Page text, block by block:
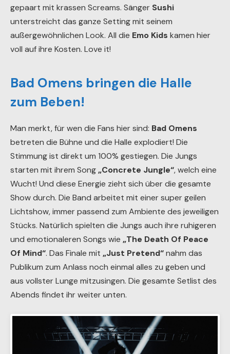
gepaart mit krassen Screams. Sänger Sushi
unterstreicht das ganze Setting mit seinem
außergewöhnlichen Look. All die Emo Kids kamen hier
voll auf ihre Kosten. Love it!
Bad Omens bringen die Halle
zum Beben!
Man merkt, für wen die Fans hier sind: Bad Omens
betreten die Bühne und die Halle explodiert! Die
Stimmung ist direkt um 100% gestiegen. Die Jungs
starten mit ihrem Song „Concrete Jungle“, welch eine
Wucht! Und diese Energie zieht sich über die gesamte
Show durch. Die Band arbeitet mit einer super geilen
Lichtshow, immer passend zum Ambiente des jeweiligen
Stücks. Natürlich spielten die Jungs auch ihre ruhigeren
und emotionaleren Songs wie „The Death Of Peace
Of Mind“. Das Finale mit „Just Pretend“nahm das
Publikum zum Anlass noch einmal alles zu geben und
aus vollster Lunge mitzusingen. Die gesamte Setlist des
Abends findet ihr weiter unten.